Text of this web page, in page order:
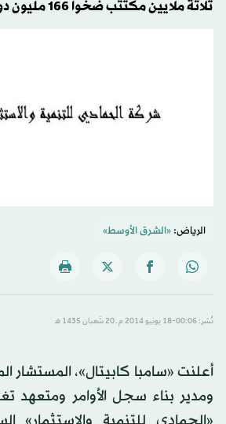
ثلاثة ملايين مكتتب ضخوا 166 مليون دولار
الرياض:«الشرق الأوسط»
نُشر: 00:06-18 يونيو 2014 م ـ 20 شَعبان 1435 هـ
أعلنت «سامبا كابيتال»، المستشار
ومدير بناء سجل الأوامر ومتعهد